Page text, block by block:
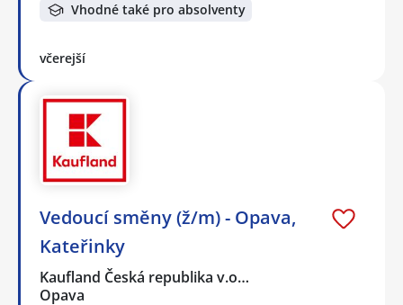
Vhodné také pro absolventy
včerejší
Vedoucí směny (ž/m) - Opava,
Kateřinky
Kaufland Česká republika v.o…
Opava